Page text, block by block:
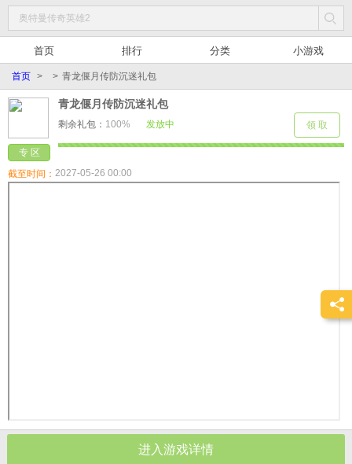
首页 排行 分类 小游戏
首页 > > 青龙偃月传防沉迷礼包
专 区
青龙偃月传防沉迷礼包
剩余礼包： 100% 发放中 领 取
截至时间： 2027-05-26 00:00
进入游戏详情